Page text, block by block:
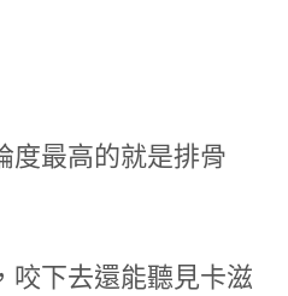
度最高的就是排骨
咬下去還能聽見卡滋